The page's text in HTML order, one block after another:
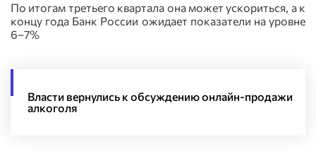
По итогам третьего квартала она может ускориться, а к
концу года Банк России ожидает показатели на уровне
6–7%
Власти вернулись к обсуждению онлайн-продажи
алкоголя